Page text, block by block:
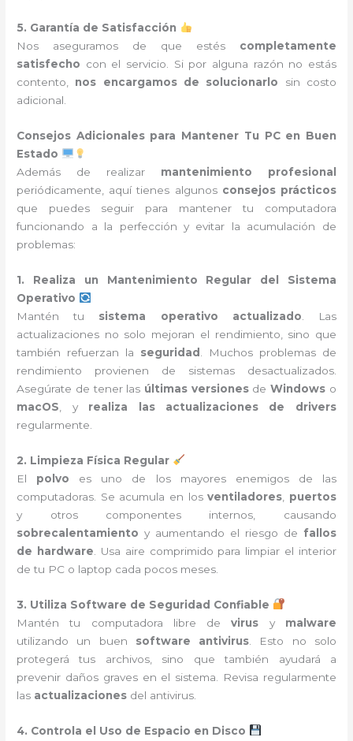
5. Garantía de Satisfacción
Nos aseguramos de que estés completamente
satisfecho con el servicio. Si por alguna razón no estás
contento, nos encargamos de solucionarlo sin costo
adicional.
Consejos Adicionales para Mantener Tu PC en Buen
Estado
Además de realizar mantenimiento profesional
periódicamente, aquí tienes algunos consejos prácticos
que puedes seguir para mantener tu computadora
funcionando a la perfección y evitar la acumulación de
problemas:
1. Realiza un Mantenimiento Regular del Sistema
Operativo
Mantén tu sistema operativo actualizado . Las
actualizaciones no solo mejoran el rendimiento, sino que
también refuerzan la seguridad
. Muchos problemas de
rendimiento provienen de sistemas desactualizados.
Asegúrate de tener las últimas versionesdeWindows o
macOS , y realiza las actualizaciones de drivers
regularmente.
2. Limpieza Física Regular
El polvo es uno de los mayores enemigos de las
computadoras. Se acumula en losventiladores
puertos
y otros componentes internos, causando
sobrecalentamiento y aumentando el riesgo de fallos
de hardware . Usa aire comprimido para limpiar el interior
de tu PC o laptop cada pocos meses.
3. Utiliza Software de Seguridad Confiable
Mantén tu computadora libre devirus y malware
utilizando un buen software antivirus . Esto no solo
protegerá tus archivos, sino que también ayudará a
prevenir daños graves en el sistema. Revisa regularmente
las actualizaciones del antivirus.
4. Controla el Uso de Espacio en Disco